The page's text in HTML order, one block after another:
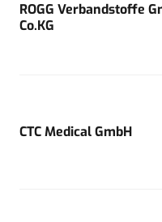
ROGG Verbandstoffe
Co.KG
CTC Medical GmbH